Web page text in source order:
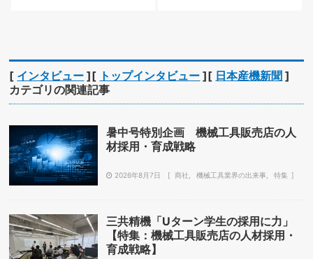
[ インタビュー ][ トップインタビュー ][ 日本産機新聞 ]
カテゴリの関連記事
暑中号特別企画 機械工具販売店の人
材採用・育成戦略
2026年8月7日 商社 機械工具業界の出来事 特集
三共精機「Uターン学生の採用に力」
【特集：機械工具販売店の人材採用・
育成戦略】